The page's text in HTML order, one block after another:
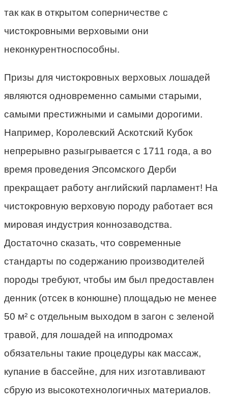
так как в открытом соперничестве с
чистокровными верховыми они
неконкурентноспособны.
Призы для чистокровных верховых лошадей
являются одновременно самыми старыми,
самыми престижными и самыми дорогими.
Например, Королевский Аскотский Кубок
непрерывно разыгрывается с 1711 года, а во
время проведения Эпсомского Дерби
прекращает работу английский парламент! На
чистокровную верховую породу работает вся
мировая индустрия коннозаводства.
Достаточно сказать, что современные
стандарты по содержанию производителей
породы требуют, чтобы им был предоставлен
денник (отсек в конюшне) площадью не менее
50 м² с отдельным выходом в загон с зеленой
травой, для лошадей на ипподромах
обязательны такие процедуры как массаж,
купание в бассейне, для них изготавливают
сбрую из высокотехнологичных материалов.